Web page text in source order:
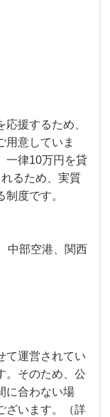
援するため、
用意していま
一律10万円を貸
るため、実質
度です。
中部空港、関西
て運営されてい
。そのため、公
に合わない場
ざいます。（詳